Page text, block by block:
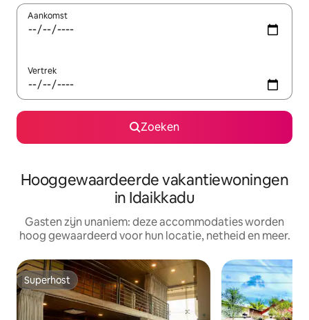
Aankomst
Vertrek
Zoeken
Hooggewaardeerde vakantiewoningen
in Idaikkadu
Gasten zijn unaniem: deze accommodaties worden
hoog gewaardeerd voor hun locatie, netheid en meer.
Superhost
Superhost